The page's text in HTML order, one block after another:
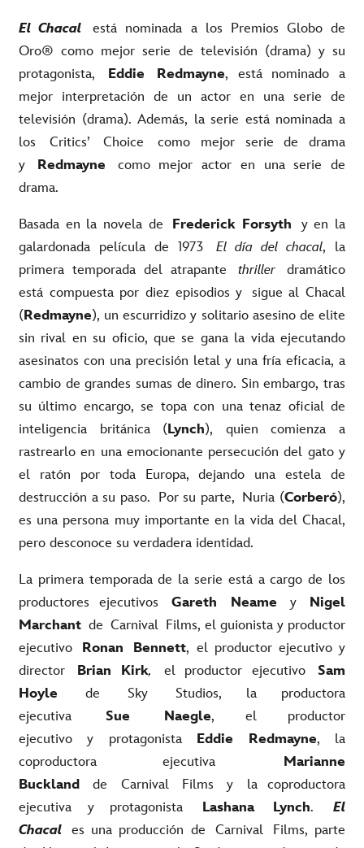
El Chacal
está nominada a los Premios Globo de
Oro® como mejor serie de televisión (drama) y su
protagonista,
Eddie Redmayne, está nominado a
mejor interpretación de un actor en una serie de
televisión (drama). Además, la serie está nominada a
los
Critics’ Choice
como mejor serie de drama
y
Redmayne
como mejor actor en una serie de
drama.
Basada en la novela de Frederick Forsyth
y en la
galardonada película de 1973
El día del chacal, la
primera temporada del atrapante
thriller
dramático
está compuesta por diez episodios y sigue al Chacal
(Redmayne), un escurridizo y solitario asesino de elite
sin rival en su oficio, que se gana la vida ejecutando
asesinatos con una precisión letal y una fría eficacia, a
cambio de grandes sumas de dinero. Sin embargo, tras
su último encargo, se topa con una tenaz oficial de
inteligencia británica (Lynch), quien comienza a
rastrearlo en una emocionante persecución del gato y
el ratón por toda Europa, dejando una estela de
destrucción a su paso. Por su parte, Nuria (Corberó),
es una persona muy importante en la vida del Chacal,
pero desconoce su verdadera identidad.
La primera temporada de la serie está a cargo de los
productores ejecutivos
Gareth Neame y
Nigel
Marchant de Carnival Films, el guionista y productor
ejecutivo
Ronan Bennett, el productor ejecutivo y
director
Brian Kirk, el productor ejecutivo
Sam
Hoyle
de Sky Studios, la productora
ejecutiva
Sue Naegle, el productor
ejecutivo
y protagonista Eddie Redmayne,
la
coproductora ejecutiva
Marianne
Buckland
de Carnival Films y
la coproductora
ejecutiva y protagonista
Lashana Lynch.
El
Chacal
es una producción de Carnival
Films, parte